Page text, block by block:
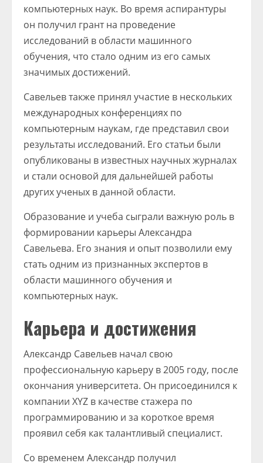
компьютерных наук. Во время аспирантуры
он получил грант на проведение
исследований в области машинного
обучения, что стало одним из его самых
значимых достижений.
Савельев также принял участие в нескольких
международных конференциях по
компьютерным наукам, где представил свои
результаты исследований. Его статьи были
опубликованы в известных научных журналах
и стали основой для дальнейшей работы
других ученых в данной области.
Образование и учеба сыграли важную роль в
формировании карьеры Александра
Савельева. Его знания и опыт позволили ему
стать одним из признанных экспертов в
области машинного обучения и
компьютерных наук.
Карьера и достижения
Александр Савельев начал свою
профессиональную карьеру в 2005 году, после
окончания университета. Он присоединился к
компании XYZ в качестве стажера по
программированию и за короткое время
проявил себя как талантливый специалист.
Со временем Александр получил